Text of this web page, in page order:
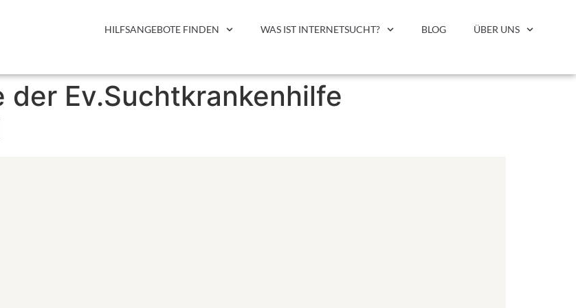
HILFSANGEBOTE FINDEN WAS IST INTERNETSUCHT? BLOG ÜBER UNS
Ev.Suchtkrankenhilfe